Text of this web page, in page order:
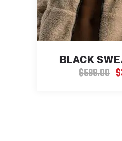
BLACK
$599.00 $